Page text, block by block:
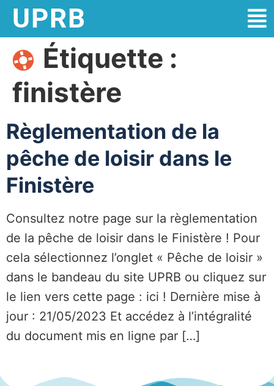
UPRB
Étiquette :
finistère
Règlementation de la
pêche de loisir dans le
Finistère
Consultez notre page sur la règlementation
de la pêche de loisir dans le Finistère ! Pour
cela sélectionnez l’onglet « Pêche de loisir »
dans le bandeau du site UPRB ou cliquez sur
le lien vers cette page : ici ! Dernière mise à
jour : 21/05/2023 Et accédez à l’intégralité
du document mis en ligne par […]